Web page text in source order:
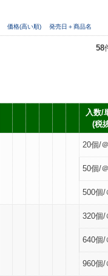
価格(高い順) 発売日＋商品名
58
入数/
(税
20個/
50個/
500個/
320個/
640個/
960個/